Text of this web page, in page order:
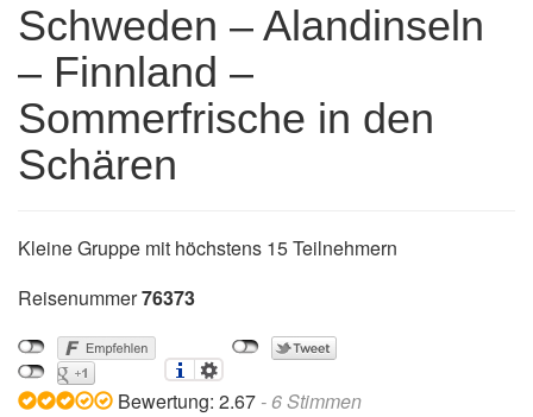
Schweden – Alandinseln
– Finnland –
Sommerfrische in den
Schären
Kleine Gruppe mit höchstens 15 Teilnehmern
Reisenummer76373
Bewertung: 2.67 -6Stimmen